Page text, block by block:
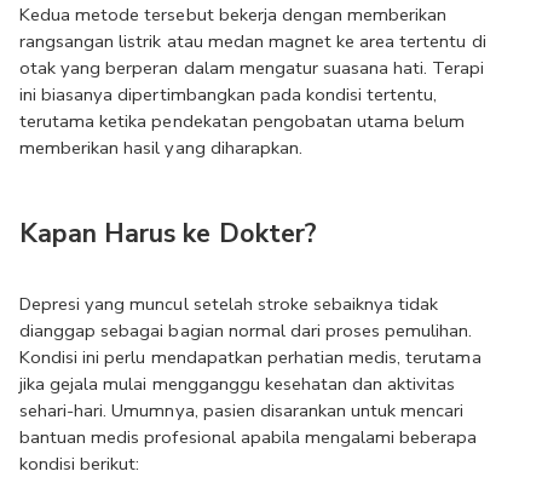
Kedua metode tersebut bekerja dengan memberikan
rangsangan listrik atau medan magnet ke area tertentu di
otak yang berperan dalam mengatur suasana hati. Terapi
ini biasanya dipertimbangkan pada kondisi tertentu,
terutama ketika pendekatan pengobatan utama belum
memberikan hasil yang diharapkan.
Kapan Harus ke Dokter?
Depresi yang muncul setelah stroke sebaiknya tidak
dianggap sebagai bagian normal dari proses pemulihan.
Kondisi ini perlu mendapatkan perhatian medis, terutama
jika gejala mulai mengganggu kesehatan dan aktivitas
sehari-hari. Umumnya, pasien disarankan untuk mencari
bantuan medis profesional apabila mengalami beberapa
kondisi berikut: